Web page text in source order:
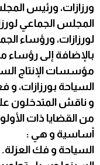
ورزازات، ورئيس
المجلس الجماعي
لورزازات، ورؤساء
بالإضافة إلى رؤساء
مؤسسات الإنتاج
السياحة بورزازات، و
و ناقش المتدخلون
من القضايا ذات
أساسية و هي :
السياحة و فك العزلة.